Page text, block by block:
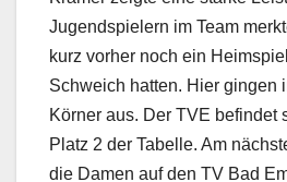
Jugendspielern im Team
kurz vorher noch ein
Schweich hatten. Hier gingen
Körner aus. Der TVE befindet
Platz 2 der Tabelle. Am
die Damen auf den TV Bad